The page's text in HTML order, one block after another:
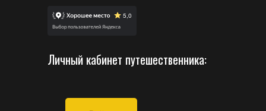
Личный кабинет путешественника: